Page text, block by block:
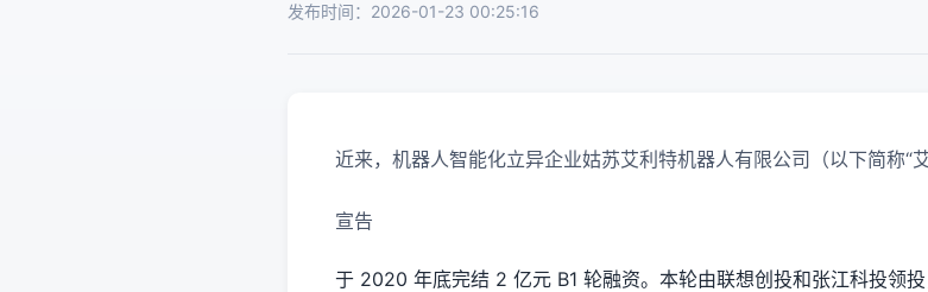
发布时间：2026-01-23 00:25:16
近来，机器人智能化立异企业姑苏艾利特机器人有限公司（以下简称“艾
宣告
于 2020 年底完结 2 亿元 B1 轮融资。本轮由联想创投和张江科投领